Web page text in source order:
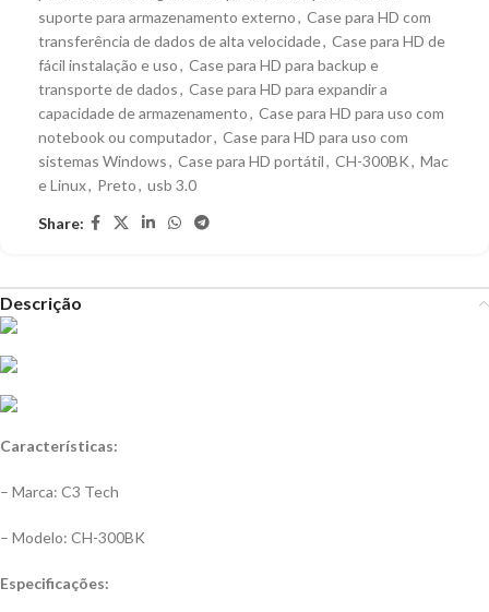
suporte para armazenamento externo, Case para HD com
transferência de dados de alta velocidade, Case para HD de
fácil instalação e uso, Case para HD para backup e
transporte de dados, Case para HD para expandir a
capacidade de armazenamento, Case para HD para uso com
notebook ou computador, Case para HD para uso com
sistemas Windows, Case para HD portátil, CH-300BK, Mac
e Linux, Preto, usb 3.0
Share:
Descrição
Características:
– Marca: C3 Tech
– Modelo: CH-300BK
Especificações: